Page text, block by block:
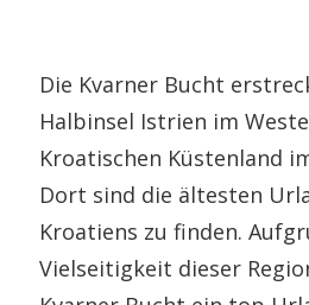
Die Kvarner Bucht
Halbinsel Istrien im
Kroatischen Küstenland
Dort sind die ältesten
Kroatiens zu finden.
Vielseitigkeit dieser